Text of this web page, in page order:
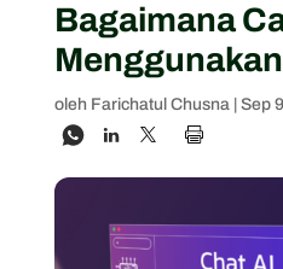
Bagaimana
oleh Farichatul Chusna| Sep